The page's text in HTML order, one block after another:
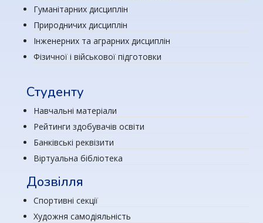
Гуманітарних дисциплін
Природничих дисциплін
Інженерних та аграрних дисциплін
Фізичної і військової підготовки
Студенту
Навчальні матеріали
Рейтинги здобувачів освіти
Банківські реквізити
Віртуальна бібліотека
Дозвілля
Спортивні секції
Художня самодіяльність